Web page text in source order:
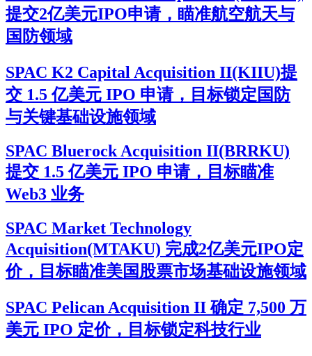
提交2亿美元IPO申请，瞄准航空航天与
国防领域
SPAC K2 Capital Acquisition II(KIIU)提
交 1.5 亿美元 IPO 申请，目标锁定国防
与关键基础设施领域
SPAC Bluerock Acquisition II(BRRKU)
提交 1.5 亿美元 IPO 申请，目标瞄准
Web3 业务
SPAC Market Technology
Acquisition(MTAKU) 完成2亿美元IPO定
价，目标瞄准美国股票市场基础设施领域
SPAC Pelican Acquisition II 确定 7,500 万
美元 IPO 定价，目标锁定科技行业